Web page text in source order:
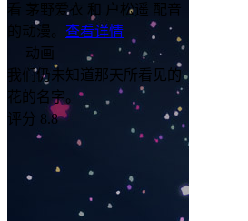
看 茅野爱衣 和 户松遥 配音
的动漫。 查看详情
动画
我们仍未知道那天所看见的
花的名字。
评分 8.8